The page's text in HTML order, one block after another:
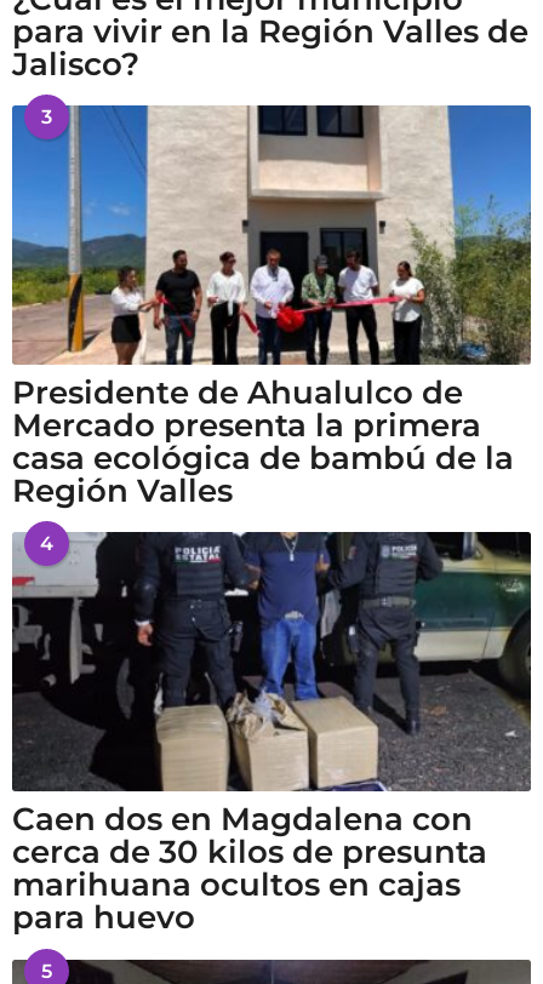
para vivir en la Región Valles de
Jalisco?
3
Presidente de Ahualulco de
Mercado presenta la primera
casa ecológica de bambú de la
Región Valles
4
Caen dos en Magdalena con
cerca de 30 kilos de presunta
marihuana ocultos en cajas
para huevo
5